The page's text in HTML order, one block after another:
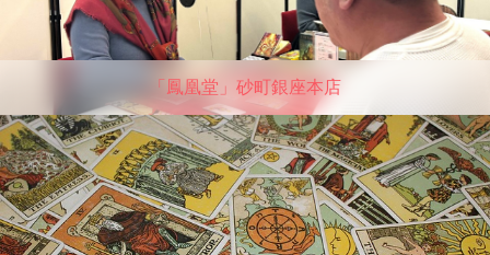
「鳳凰堂」砂町銀座本店